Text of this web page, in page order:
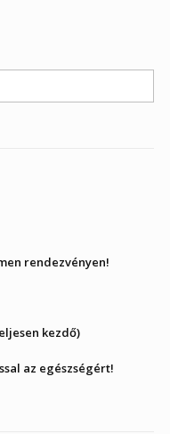
rendezvényen!
kezdő)
az egészségért!